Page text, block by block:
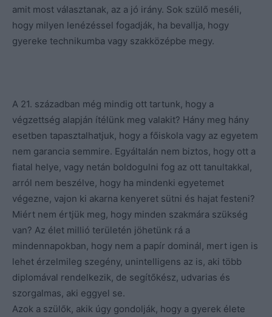
amit most választanak, az a jó irány. Sok szülő meséli,
hogy milyen lenézéssel fogadják, ha bevallja, hogy
gyereke technikumba vagy szakközépbe megy.
A 21. században még mindig ott tartunk, hogy a
végzettség alapján ítélünk meg valakit? Hány meg hány
esetben tapasztalhatjuk, hogy a főiskola vagy az egyetem
nem garancia semmire. Egyáltalán nem biztos, hogy ott a
fiatal helye, vagy netán boldogulni fog az ott tanultakkal,
arról nem beszélve, hogy ha mindenki egyetemet
végezne, vajon ki akarna kenyeret sütni és hajat festeni?
Miért nem értjük meg, hogy minden szakmára szükség
van? Az élet millió területén jöhetünk rá a
mindennapokban, hogy nem a papír dominál, mert igen is
lehet érzelmileg szegény, unintelligens az is, aki több
diplomával rendelkezik, de segítőkész, udvarias és
szorgalmas, aki eggyel se.
Azok a szülők, akik úgy gondolják, hogy a gyerek élete